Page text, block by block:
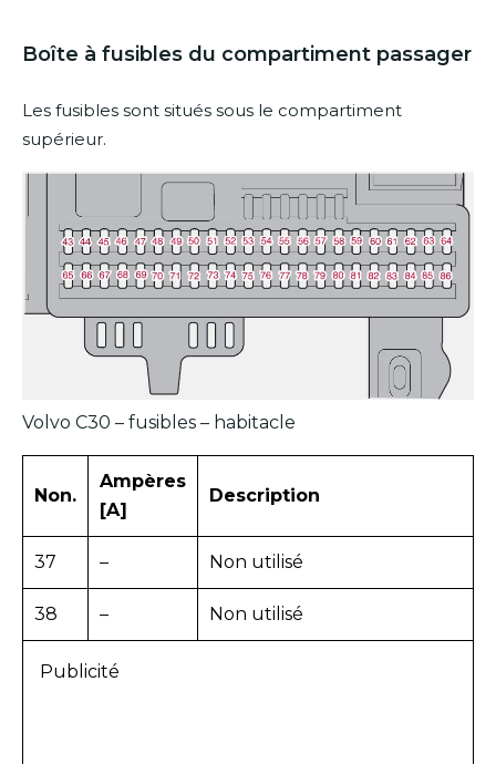
Boîte à fusibles du compartiment passager
Les fusibles sont situés sous le compartiment
supérieur.
Volvo C30 – fusibles – habitacle
Non.
Ampères
[A]
Description
37 – Non utilisé
38 – Non utilisé
Publicité